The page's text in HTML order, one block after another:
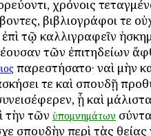
χρόνοις
βιβλιογράφοι τε
τῷ καλλιγραφεῖν
τῶν ἐπιτηδείων
παρεστήσατο· ναὶ μὴν
τε καὶ σπουδῇ
ᾗ καὶ
τὴν τῶν ὑπομνημάτων
σπουδὴν περὶ τὰς